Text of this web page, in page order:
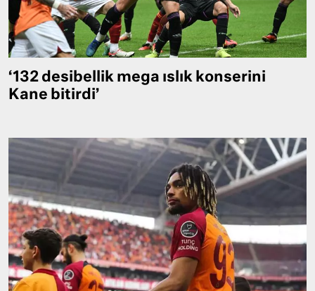
‘132 desibellik mega ıslık konserini
Kane bitirdi’